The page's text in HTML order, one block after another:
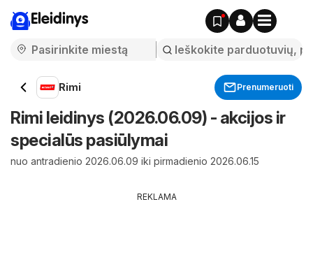
Eleidinys
Rimi Prenumeruoti
Rimi leidinys (2026.06.09) - akcijos ir
specialūs pasiūlymai
nuo antradienio 2026.06.09 iki pirmadienio 2026.06.15
REKLAMA